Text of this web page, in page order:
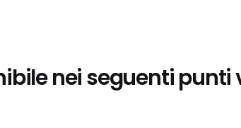
nei seguenti punti